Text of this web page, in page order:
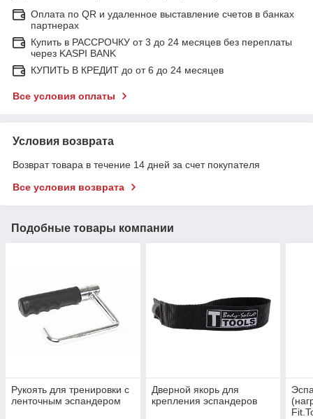
Оплата по QR и удаленное выставление счетов в банках
партнерах
Купить в РАССРОЧКУ от 3 до 24 месяцев без переплаты
через KASPI BANK
КУПИТЬ В КРЕДИТ до от 6 до 24 месяцев
Все условия оплаты
Условия возврата
Возврат товара в течение 14 дней за счет покупателя
Все условия возврата
Подобные товары компании
Рукоять для тренировки с
ленточным эспандером
Дверной якорь для
крепления эспандеров